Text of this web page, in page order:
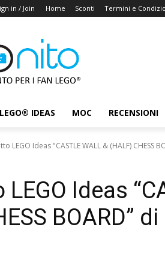
in / Join Home Sconti Termini e
LEGO® IDEAS MOC RECENSIONI
LEGO Ideas "CASTLE WALL & (HALF) CHESS
Ideas
BOARD”